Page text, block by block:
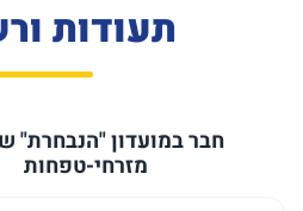
תעודות
חבר במועדון "הנבחרת"
מזרחי-טפחות